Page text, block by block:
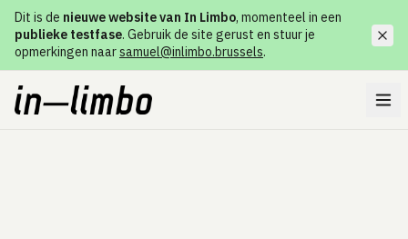
Dit is de nieuwe website van In Limbo, momenteel in een
publieke testfase. Gebruik de site gerust en stuur je
opmerkingen naarsamuel@inlimbo.brussels.